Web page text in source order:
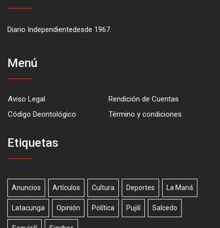
Diario Independientedesde 1967.
Menú
Aviso Legal
Rendición de Cuentas
Código Deontológico
Término y condiciones
Etiquetas
Anuncios Artículos Cultura Deportes La Maná
Latacunga Opinión Política Pujilí Salcedo